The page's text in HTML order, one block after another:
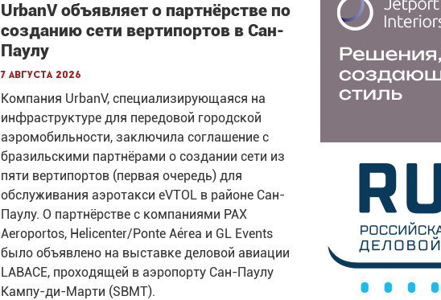
UrbanV объявляет о партнёрстве по
созданию сети вертипортов в Сан-
Паулу
7 августа 2026
Компания UrbanV, специализирующаяся на
инфраструктуре для передовой городской
аэромобильности, заключила соглашение с
бразильскими партнёрами о создании сети из
пяти вертипортов (первая очередь) для
обслуживания аэротакси eVTOL в районе Сан-
Паулу. О партнёрстве с компаниями PAX
Aeroportos, Helicenter/Ponte Aérea и GL Events
было объявлено на выставке деловой авиации
LABACE, проходящей в аэропорту Сан-Паулу
Кампу-ди-Марти (SBMT).